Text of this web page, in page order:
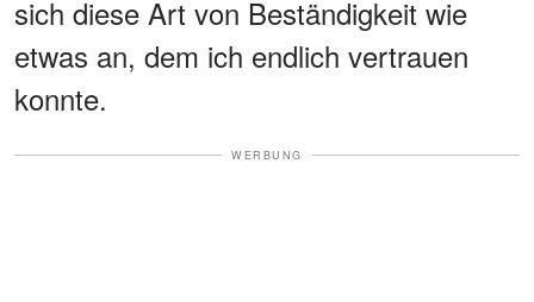
sich diese Art von Beständigkeit wie
etwas an, dem ich endlich vertrauen
konnte.
WERBUNG